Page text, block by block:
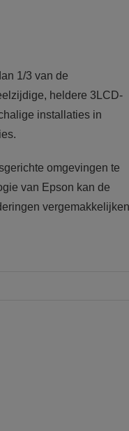
1/3 van de
heldere 3LCD-
installaties in
omgevingen te
van Epson kan de
vergemakkelijken